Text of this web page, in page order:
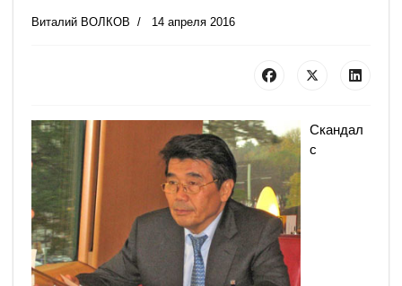
Виталий ВОЛКОВ 14 апреля 2016
Скандал
с